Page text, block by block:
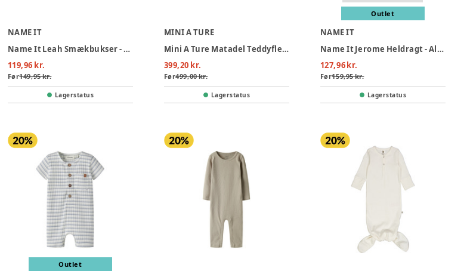
NAME IT
Name It Leah Smækbukser - Lilas
119,96 kr.
Før149,95 kr.
Lagerstatus
MINI A TURE
Mini A Ture Matadel Teddyfleece Heldragt - Otter Brown
399,20 kr.
Før499,00 kr.
Lagerstatus
Outlet
NAME IT
Name It Jerome Heldragt - Almond Milk
127,96 kr.
Før159,95 kr.
Lagerstatus
Outlet